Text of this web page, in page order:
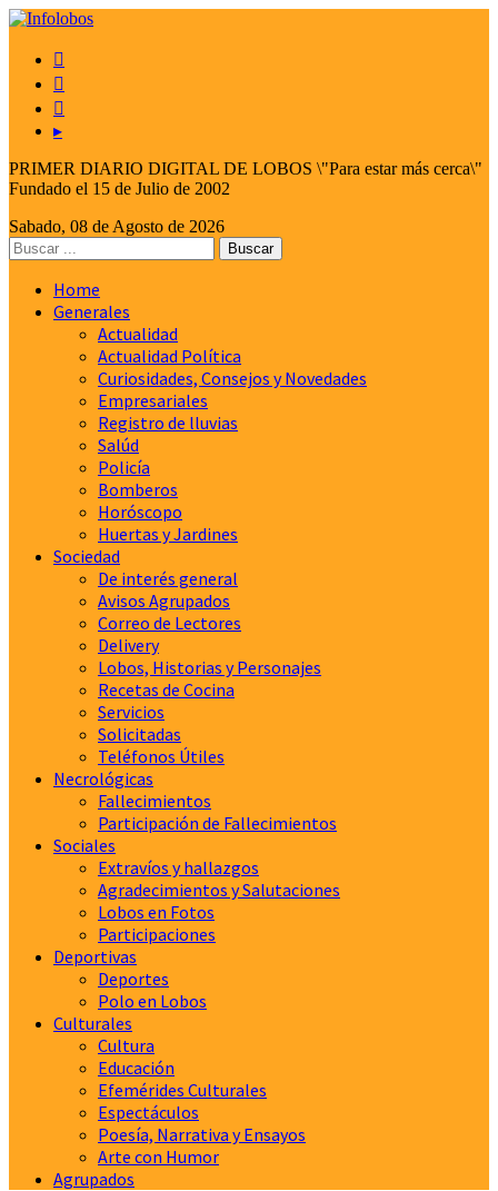



▸
PRIMER DIARIO DIGITAL DE LOBOS \"Para estar más cerca\"
Fundado el 15 de Julio de 2002
Sabado, 08 de Agosto de 2026
Home
Generales
Actualidad
Actualidad Política
Curiosidades, Consejos y Novedades
Empresariales
Registro de lluvias
Salúd
Policía
Bomberos
Horóscopo
Huertas y Jardines
Sociedad
De interés general
Avisos Agrupados
Correo de Lectores
Delivery
Lobos, Historias y Personajes
Recetas de Cocina
Servicios
Solicitadas
Teléfonos Útiles
Necrológicas
Fallecimientos
Participación de Fallecimientos
Sociales
Extravíos y hallazgos
Agradecimientos y Salutaciones
Lobos en Fotos
Participaciones
Deportivas
Deportes
Polo en Lobos
Culturales
Cultura
Educación
Efemérides Culturales
Espectáculos
Poesía, Narrativa y Ensayos
Arte con Humor
Agrupados